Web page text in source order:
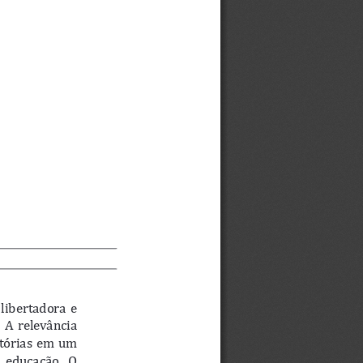
libertadora  e
A  relevância
em  um
O